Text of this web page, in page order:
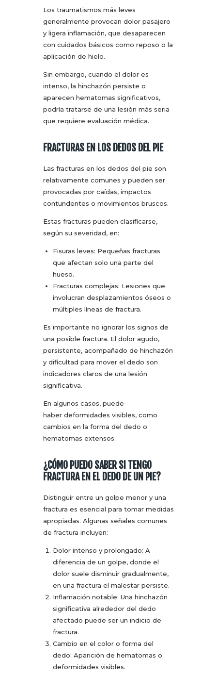
Los traumatismos más leves
generalmente provocan dolor pasajero
y ligera inflamación, que desaparecen
con cuidados básicos como reposo o la
aplicación de hielo.
Sin embargo, cuando el dolor es
intenso, la hinchazón persiste o
aparecen hematomas significativos,
podría tratarse de una lesión más seria
que requiere evaluación médica.
FRACTURAS EN LOS DEDOS DEL PIE
Las fracturas en los dedos del pie son
relativamente comunes y pueden ser
provocadas por caídas, impactos
contundentes o movimientos bruscos.
Estas fracturas pueden clasificarse,
según su severidad, en:
Fisuras leves: Pequeñas fracturas
que afectan solo una parte del
hueso.
Fracturas complejas: Lesiones que
involucran desplazamientos óseos o
múltiples líneas de fractura.
Es importante no ignorar los signos de
una posible fractura. El dolor agudo,
persistente, acompañado de hinchazón
y dificultad para mover el dedo son
indicadores claros de una lesión
significativa.
En algunos casos, puede
haber deformidades visibles, como
cambios en la forma del dedo o
hematomas extensos.
¿CÓMO PUEDO SABER SI TENGO
FRACTURA EN EL DEDO DE UN PIE?
Distinguir entre un golpe menor y una
fractura es esencial para tomar medidas
apropiadas. Algunas señales comunes
de fractura incluyen:
Dolor intenso y prolongado: A
diferencia de un golpe, donde el
dolor suele disminuir gradualmente,
en una fractura el malestar persiste.
Inflamación notable: Una hinchazón
significativa alrededor del dedo
afectado puede ser un indicio de
fractura.
Cambio en el color o forma del
dedo: Aparición de hematomas o
deformidades visibles.